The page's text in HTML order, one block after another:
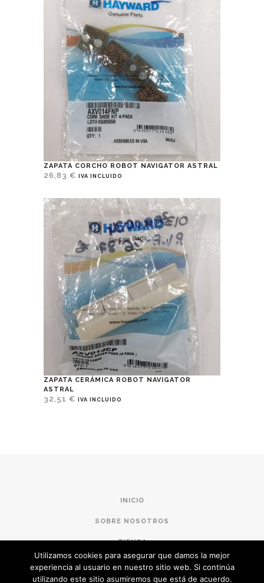
ZAPATA CORCHO ROBOT NAVIGATOR ASTRAL
26,83 € IVA INCLUIDO
ZAPATA CERÁMICA ROBOT NAVIGATOR
ASTRAL
32,51 € IVA INCLUIDO
INICIO
SOBRE NOSOTROS
TIENDA
CONDICIONES DE COMPRA
Utilizamos cookies para asegurar que damos la mejor
experiencia al usuario en nuestro sitio web. Si continúa
utilizando este sitio asumiremos que está de acuerdo.